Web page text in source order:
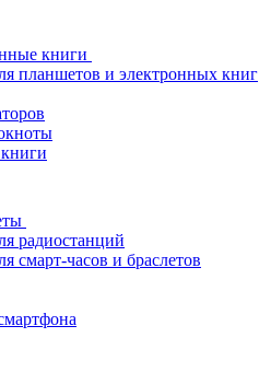
книги
планшетов и электронных книг
радиостанций
смарт-часов и браслетов